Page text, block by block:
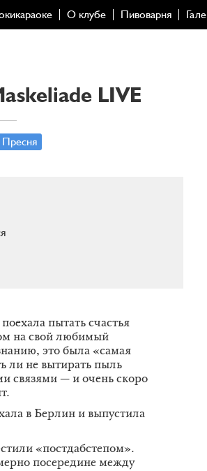
О клубе Пивоварня
LIVE
Пресня
пытать счастья
на свой любимый
это была «самая
ли не вытирать пыль
связями — и очень скоро
в Берлин и выпустила
«постдабстепом».
посередине между